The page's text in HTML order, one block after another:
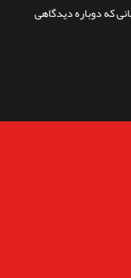
که دوباره دیدگاهی